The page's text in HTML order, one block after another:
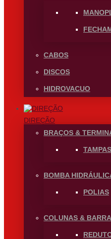
CABOS
DISCOS
HIDROVACUO
DIREÇÃO
BRAÇOS &
TAMPAS
BOMBA
POLIAS
COLUNAS &